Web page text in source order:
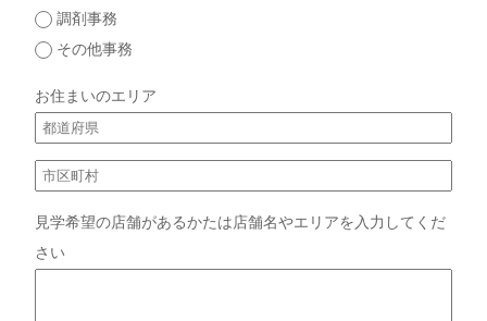
調剤事務
その他事務
お住まいのエリア
見学希望の店舗があるかたは店舗名やエリアを入力してくだ
さい